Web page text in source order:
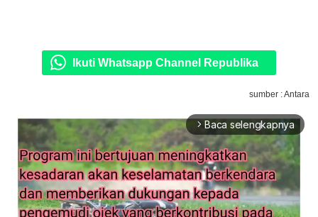
Ikuti Whatsapp Channel Republika
sumber : Antara
arrow_forward_ios Baca selengkapnya